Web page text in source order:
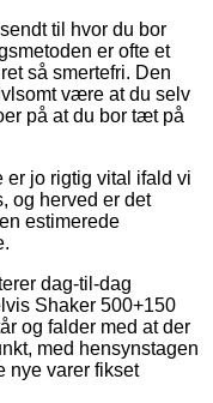
til hvor du bor
er ofte et
så smertefri. Den
være at du selv
på at du bor tæt på
er jo rigtig vital ifald vi
og herved er det
estimerede
dag-til-dag
Shaker 500+150
og falder med at der
med hensynstagen
nye varer fikset